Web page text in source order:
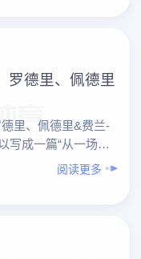
罗德里、佩德里
里、佩德里&费兰-
写成一篇“从一场比
容总览，再按要点
阅读更多